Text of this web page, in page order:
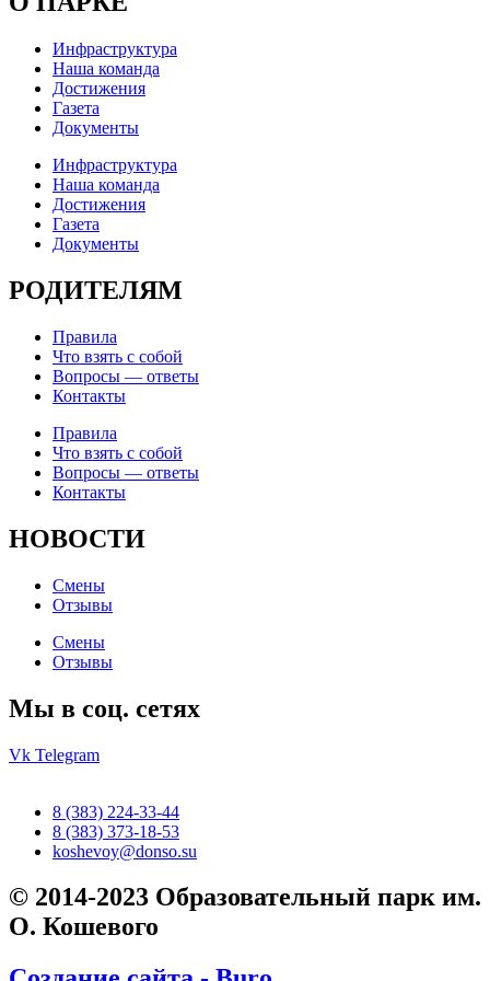
Инфраструктура
Наша команда
Достижения
Газета
Документы
Инфраструктура
Наша команда
Достижения
Газета
Документы
РОДИТЕЛЯМ
Правила
Что взять с собой
Вопросы — ответы
Контакты
Правила
Что взять с собой
Вопросы — ответы
Контакты
НОВОСТИ
Смены
Отзывы
Смены
Отзывы
Мы в соц. сетях
Vk Telegram
8 (383) 224-33-44
8 (383) 373-18-53
koshevoy@donso.su
© 2014-2023 Образовательный парк им.
О. Кошевого